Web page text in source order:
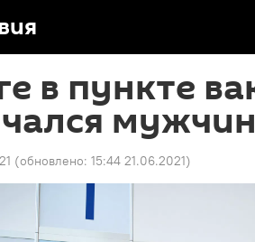
в пункте
(обновлено: 15:44 21.06.2021)